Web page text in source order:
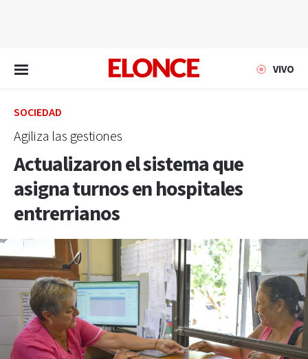
VIVO
SOCIEDAD
Agiliza las gestiones
Actualizaron el sistema que
asigna turnos en hospitales
entrerrianos